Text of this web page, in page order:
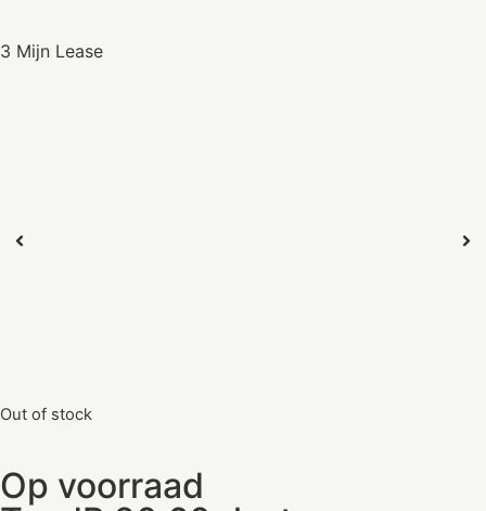
3 Mijn Lease
Out of stock
Op voorraad